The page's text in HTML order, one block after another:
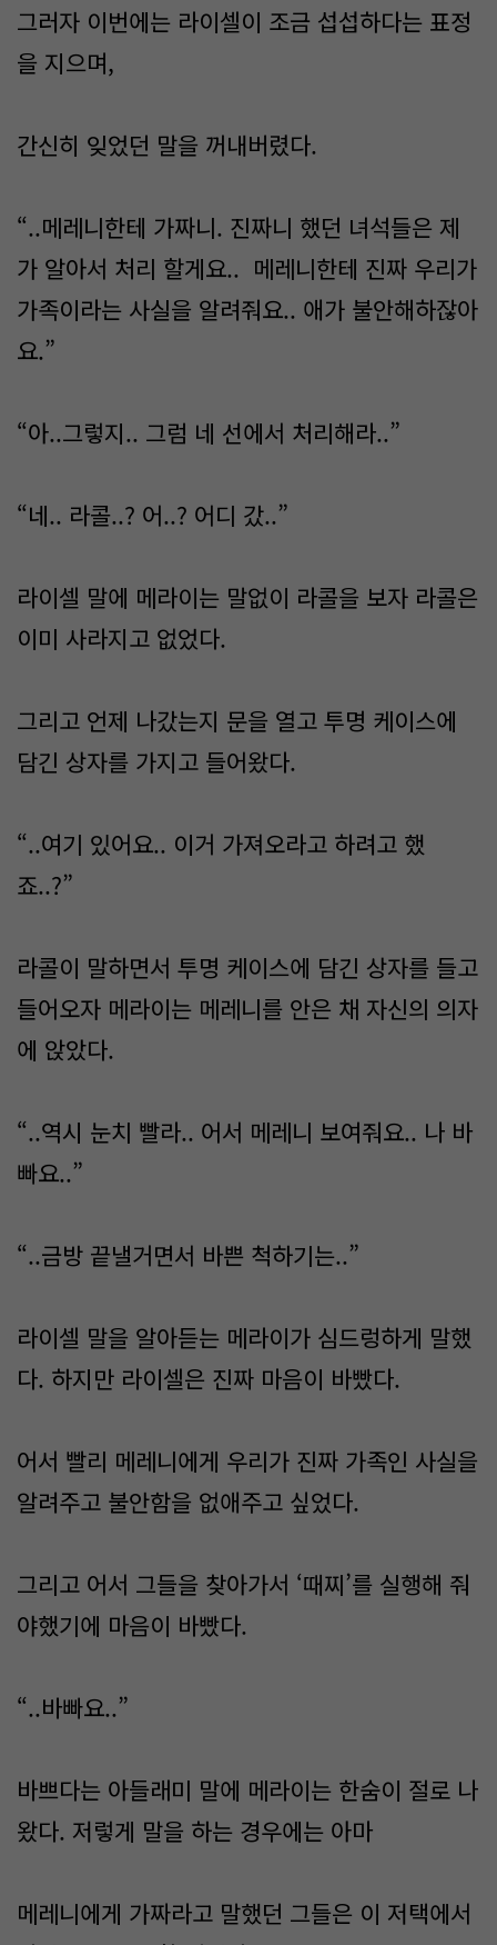
그러자 이번에는 라이셀이 조금 섭섭하다는 표정
을 지으며,
간신히 잊었던 말을 꺼내버렸다.
“..메레니한테 가짜니. 진짜니 했던 녀석들은 제
가 알아서 처리 할게요.. 메레니한테 진짜 우리가
가족이라는 사실을 알려줘요.. 애가 불안해하잖아
요.”
“아..그렇지.. 그럼 네 선에서 처리해라..”
“네.. 라콜..? 어..? 어디 갔..”
라이셀 말에 메라이는 말없이 라콜을 보자 라콜은
이미 사라지고 없었다.
그리고 언제 나갔는지 문을 열고 투명 케이스에
담긴 상자를 가지고 들어왔다.
“..여기 있어요.. 이거 가져오라고 하려고 했
죠..?”
라콜이 말하면서 투명 케이스에 담긴 상자를 들고
들어오자 메라이는 메레니를 안은 채 자신의 의자
에 앉았다.
“..역시 눈치 빨라.. 어서 메레니 보여줘요.. 나 바
빠요..”
“..금방 끝낼거면서 바쁜 척하기는..”
라이셀 말을 알아듣는 메라이가 심드렁하게 말했
다. 하지만 라이셀은 진짜 마음이 바빴다.
어서 빨리 메레니에게 우리가 진짜 가족인 사실을
알려주고 불안함을 없애주고 싶었다.
그리고 어서 그들을 찾아가서 ‘때찌’를 실행해 줘
야했기에 마음이 바빴다.
“..바빠요..”
바쁘다는 아들래미 말에 메라이는 한숨이 절로 나
왔다. 저렇게 말을 하는 경우에는 아마
메레니에게 가짜라고 말했던 그들은 이 저택에서